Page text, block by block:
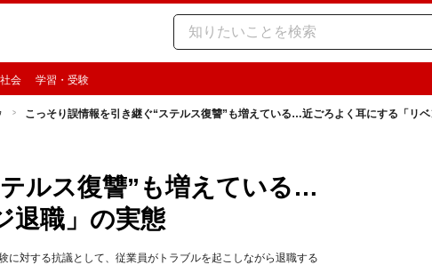
社会 学習・受験
こっそり誤情報を引き継ぐ“ステルス復讐”も増えている…近ごろよく耳にする「リ
ルス復讐”も増えている…
退職」の実態
に対する抗議として、従業員がトラブルを起こしながら退職する